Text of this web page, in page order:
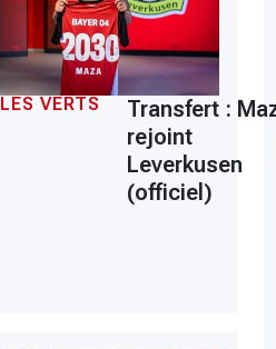
LES VERTS
Transfert :
rejoint
Leverkusen
(officiel)